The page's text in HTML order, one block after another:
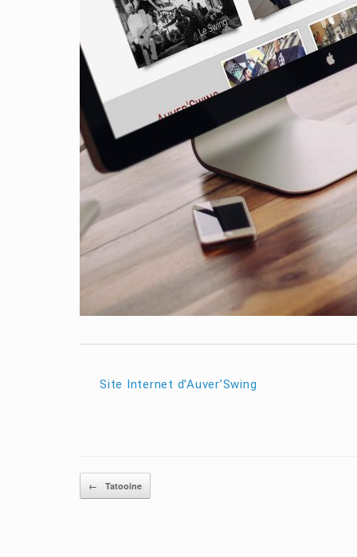
Site Internet d’Auver’Swing
Post navigation
← Tatooine